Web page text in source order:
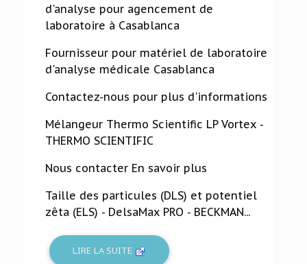
d'analyse pour agencement de
laboratoire à Casablanca
Fournisseur pour matériel de laboratoire
d'analyse médicale Casablanca
Contactez-nous pour plus d'informations
Mélangeur Thermo Scientific LP Vortex -
THERMO SCIENTIFIC
Nous contacter En savoir plus
Taille des particules (DLS) et potentiel
zêta (ELS) - DelsaMax PRO - BECKMAN...
LIRE LA SUITE